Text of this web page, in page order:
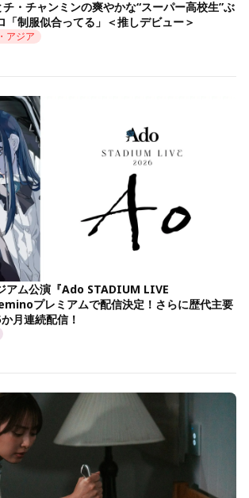
・チャンミンの爽やかな“スーパー高校生”ぶ
「制服似合ってる」＜推しデビュー＞
アジア
アム公演『Ado STADIUM LIVE
プレミアムで配信決定！さらに歴代主要
月連続配信！